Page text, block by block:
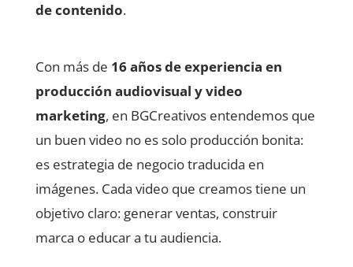
de contenido.
Con más de 16 años de experiencia en
producción audiovisual y video
marketing, en BGCreativos entendemos que
un buen video no es solo producción bonita:
es estrategia de negocio traducida en
imágenes. Cada video que creamos tiene un
objetivo claro: generar ventas, construir
marca o educar a tu audiencia.